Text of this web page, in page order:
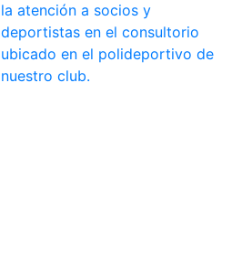
la atención a socios y
deportistas en el consultorio
ubicado en el polideportivo de
nuestro club.